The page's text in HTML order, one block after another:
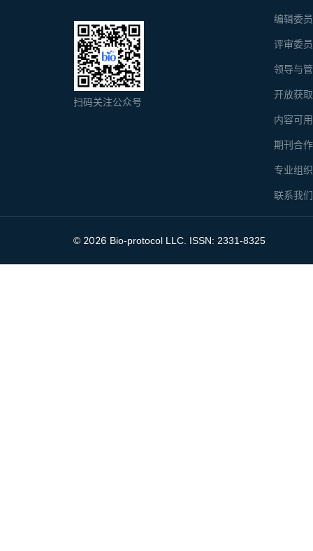
编辑委
评审委
领导与
开放获
内容可
期刊合
专业组
联系我们
扫码关注公众号
© 2026 Bio-protocol LLC. ISSN: 2331-8325